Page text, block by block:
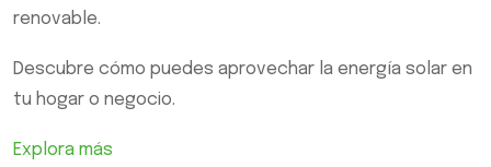
renovable.
Descubre cómo puedes aprovechar la energía solar en
tu hogar o negocio.
Explora más